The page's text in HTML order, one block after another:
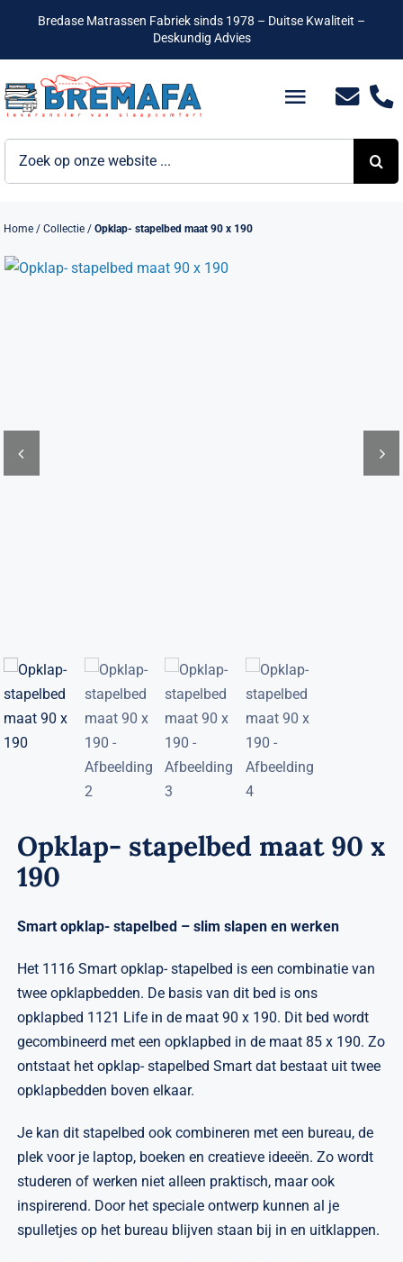
inhoud
Bredase Matrassen Fabriek sinds 1978 – Duitse Kwaliteit –
Deskundig Advies
Toggle
Bedden
Brandvertragend
Home /Collectie /Opklap- stapelbed maat 90 x 190
Opklap- stapelbed maat 90 x
190
Smart opklap- stapelbed – slim slapen en werken
Het 1116 Smart opklap- stapelbed is een combinatie van
twee opklapbedden. De basis van dit bed is ons
opklapbed 1121 Life in de maat 90 x 190. Dit bed wordt
gecombineerd met een opklapbed in de maat 85 x 190. Zo
ontstaat het opklap- stapelbed Smart dat bestaat uit twee
opklapbedden boven elkaar.
Je kan dit stapelbed ook combineren met een bureau, de
plek voor je laptop, boeken en creatieve ideeën. Zo wordt
studeren of werken niet alleen praktisch, maar ook
inspirerend. Door het speciale ontwerp kunnen al je
spulletjes op het bureau blijven staan bij in en uitklappen.